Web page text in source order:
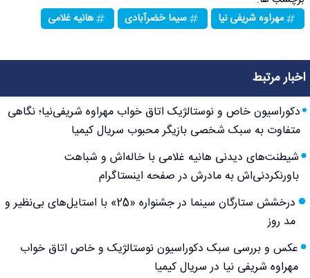
مهراوه شریفی نیا سیما خضرآبادی هانیه غلامی
اخبار مرتبط
دکوراسیون خاص و نوستالژیک اتاق خواب مهراوه شریفی‌نیا؛ نگاهی
متفاوت به سبک شخصی بازیگر محبوب سریال کیمیا
شیطنت‌های دیدنی هانیه غلامی با خاله‌اش و شباهت
باورنکردنی‌اش به مادرش در صفحه اینستاگرام
درخشش ستارگان سینما در جشنواره «25» با استایل‌های بی‌نظیر و
مد روز
عکس و بررسی سبک دکوراسیون نوستالژیک و خاص اتاق خواب
مهراوه شریفی نیا در سریال کیمیا